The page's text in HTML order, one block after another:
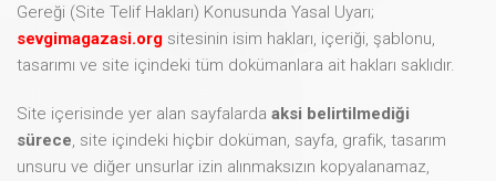
Gereği (Site Telif Hakları) Konusunda Yasal Uyarı;
sevgimagazasi.org sitesinin isim hakları, içeriği, şablonu,
tasarımı ve site içindeki tüm dokümanlara ait hakları saklıdır.
Site içerisinde yer alan sayfalarda aksi belirtilmediği
sürece, site içindeki hiçbir doküman, sayfa, grafik, tasarım
unsuru ve diğer unsurlar izin alınmaksızın kopyalanamaz,